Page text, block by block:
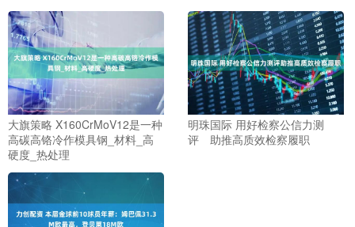
大旗策略 X160CrMoV12是一种
高碳高铬冷作模具钢_材料_高
硬度_热处理
明珠国际 用好检察公信力测
评 助推高质效检察履职